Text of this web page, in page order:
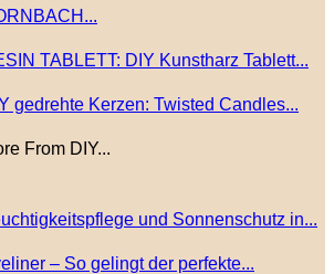
TABLETT: DIY Kunstharz Tablett...
gedrehte Kerzen: Twisted Candles...
From DIY...
und Sonnenschutz in...
– So gelingt der perfekte...